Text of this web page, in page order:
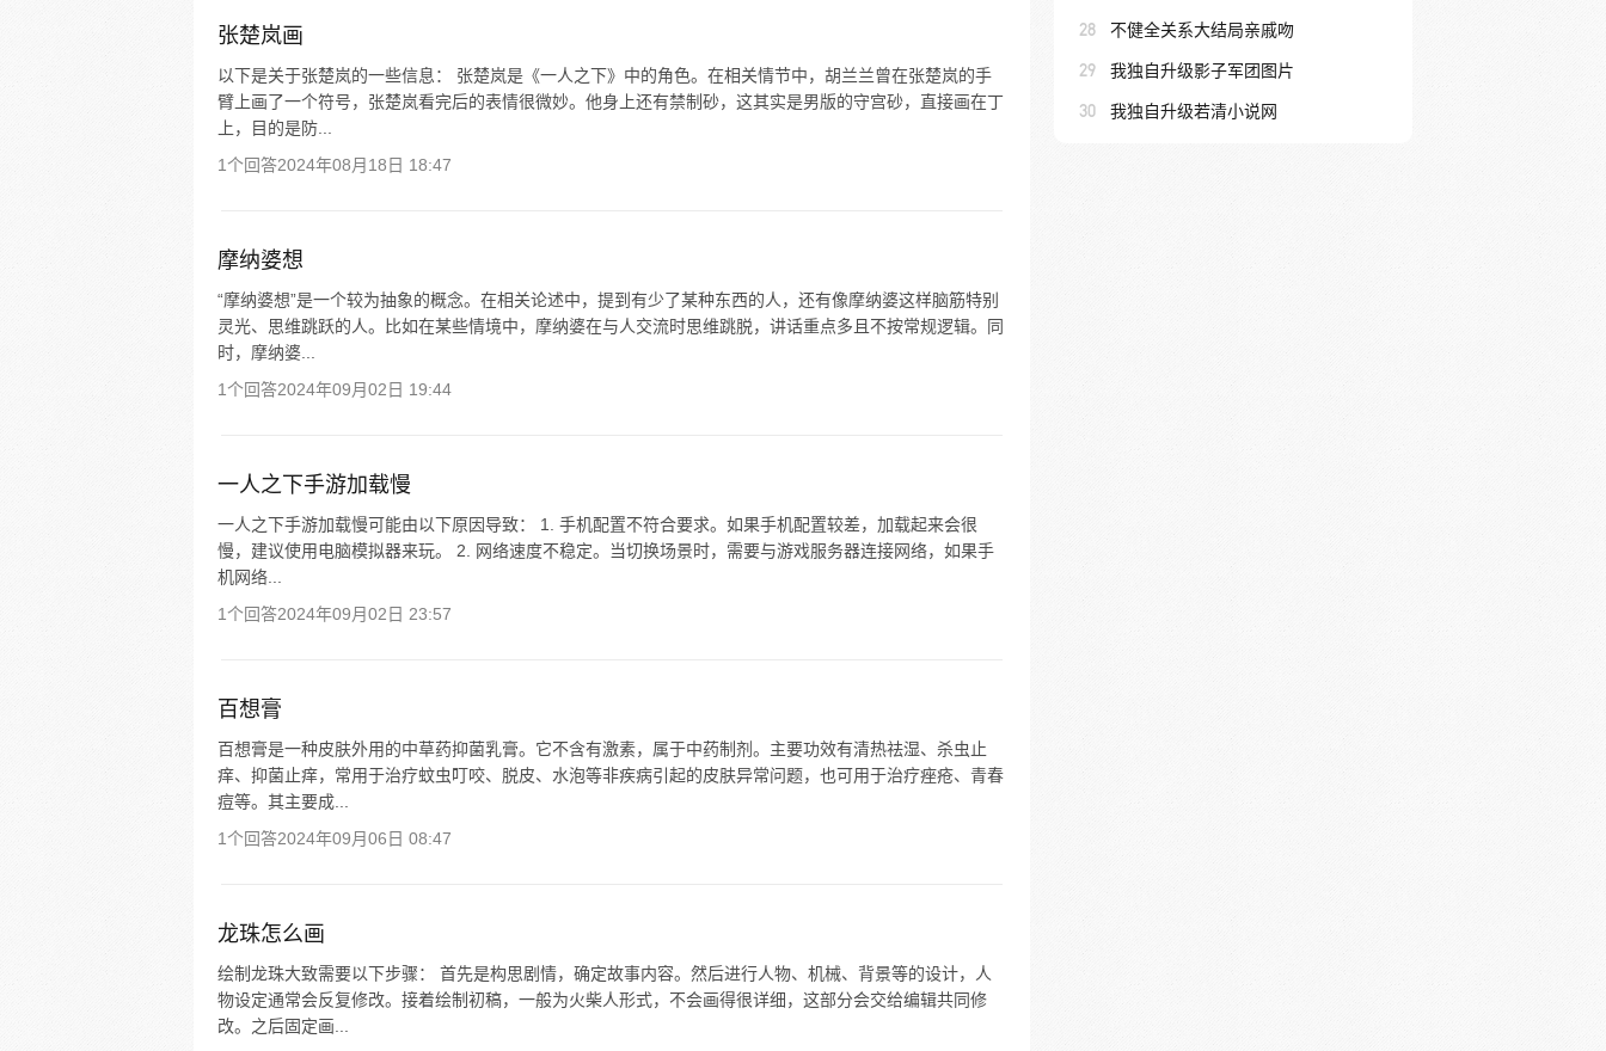
张楚岚画
以下是关于张楚岚的一些信息： 张楚岚是《一人之下》中的角色。在相关情节中，胡兰兰曾在张楚岚的手
臂上画了一个符号，张楚岚看完后的表情很微妙。他身上还有禁制砂，这其实是男版的守宫砂，直接画在丁
上，目的是防...
1个回答2024年08月18日 18:47
摩纳婆想
“摩纳婆想”是一个较为抽象的概念。在相关论述中，提到有少了某种东西的人，还有像摩纳婆这样脑筋特别
灵光、思维跳跃的人。比如在某些情境中，摩纳婆在与人交流时思维跳脱，讲话重点多且不按常规逻辑。同
时，摩纳婆...
1个回答2024年09月02日 19:44
一人之下手游加载慢
一人之下手游加载慢可能由以下原因导致： 1. 手机配置不符合要求。如果手机配置较差，加载起来会很
慢，建议使用电脑模拟器来玩。 2. 网络速度不稳定。当切换场景时，需要与游戏服务器连接网络，如果手
机网络...
1个回答2024年09月02日 23:57
百想膏
百想膏是一种皮肤外用的中草药抑菌乳膏。它不含有激素，属于中药制剂。主要功效有清热祛湿、杀虫止
痒、抑菌止痒，常用于治疗蚊虫叮咬、脱皮、水泡等非疾病引起的皮肤异常问题，也可用于治疗痤疮、青春
痘等。其主要成...
1个回答2024年09月06日 08:47
龙珠怎么画
绘制龙珠大致需要以下步骤： 首先是构思剧情，确定故事内容。然后进行人物、机械、背景等的设计，人
物设定通常会反复修改。接着绘制初稿，一般为火柴人形式，不会画得很详细，这部分会交给编辑共同修
改。之后固定画...
28 不健全关系大结局亲戚吻
29 我独自升级影子军团图片
30 我独自升级若清小说网